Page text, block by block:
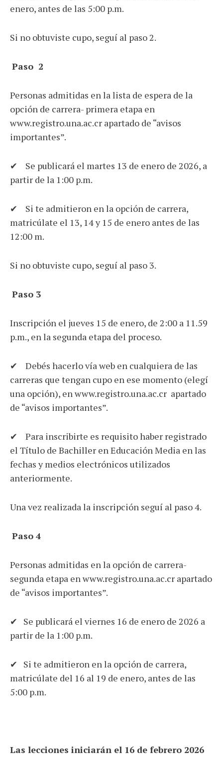
enero, antes de las 5:00 p.m.
Si no obtuviste cupo, seguí al paso 2.
Paso 2
Personas admitidas en la lista de espera de la
opción de carrera- primera etapa en
www.registro.una.ac.cr apartado de “avisos
importantes”.
✔ Se publicará el martes 13 de enero de 2026, a
partir de la 1:00 p.m.
✔ Si te admitieron en la opción de carrera,
matricúlate el 13, 14 y 15 de enero antes de las
12:00 m.
Si no obtuviste cupo, seguí al paso 3.
Paso 3
Inscripción el jueves 15 de enero, de 2:00 a 11.59
p.m., en la segunda etapa del proceso.
✔ Debés hacerlo vía web en cualquiera de las
carreras que tengan cupo en ese momento (elegí
una opción), en www.registro.una.ac.cr apartado
de “avisos importantes”.
✔ Para inscribirte es requisito haber registrado
el Título de Bachiller en Educación Media en las
fechas y medios electrónicos utilizados
anteriormente.
Una vez realizada la inscripción seguí al paso 4.
Paso 4
Personas admitidas en la opción de carrera-
segunda etapa en www.registro.una.ac.cr apartado
de “avisos importantes”.
✔ Se publicará el viernes 16 de enero de 2026 a
partir de la 1:00 p.m.
✔ Si te admitieron en la opción de carrera,
matricúlate del 16 al 19 de enero, antes de las
5:00 p.m.
Las lecciones iniciarán el 16 de febrero 2026